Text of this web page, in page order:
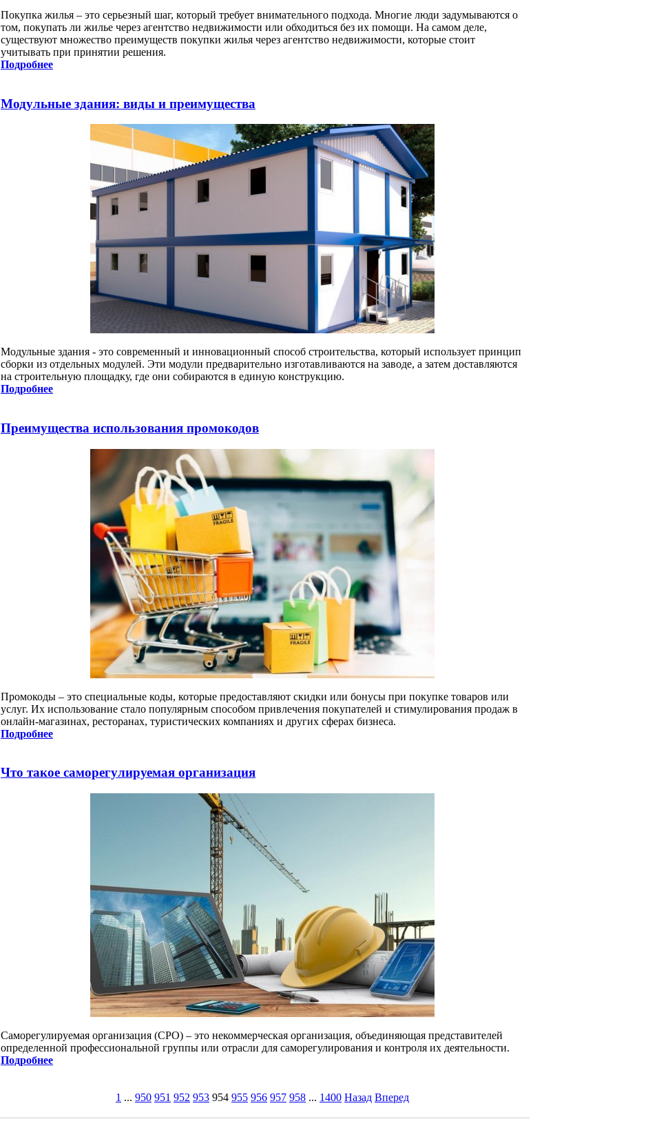
Покупка жилья – это серьезный шаг, который требует внимательного подхода. Многие люди задумываются о
том, покупать ли жилье через агентство недвижимости или обходиться без их помощи. На самом деле,
существуют множество преимуществ покупки жилья через агентство недвижимости, которые стоит
учитывать при принятии решения.
Подробнее
Модульные здания: виды и преимущества
Модульные здания - это современный и инновационный способ строительства, который использует принцип
сборки из отдельных модулей. Эти модули предварительно изготавливаются на заводе, а затем доставляются
на строительную площадку, где они собираются в единую конструкцию.
Подробнее
Преимущества использования промокодов
Промокоды – это специальные коды, которые предоставляют скидки или бонусы при покупке товаров или
услуг. Их использование стало популярным способом привлечения покупателей и стимулирования продаж в
онлайн-магазинах, ресторанах, туристических компаниях и других сферах бизнеса.
Подробнее
Что такое саморегулируемая организация
Саморегулируемая организация (СРО) – это некоммерческая организация, объединяющая представителей
определенной профессиональной группы или отрасли для саморегулирования и контроля их деятельности.
Подробнее
1 ... 950 951 952 953 954 955 956 957 958 ... 1400 Назад Вперед